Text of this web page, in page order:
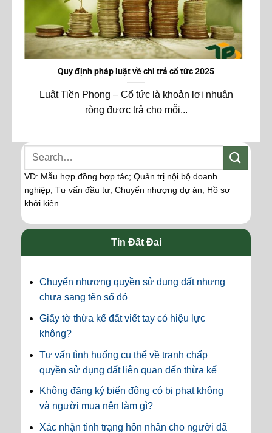
Quy định pháp luật về chi trả cổ tức 2025
Luật Tiền Phong – Cổ tức là khoản lợi nhuận
ròng được trả cho mỗi...
VD: Mẫu hợp đồng hợp tác; Quản trị nội bộ doanh
nghiệp; Tư vấn đầu tư; Chuyển nhượng dự án; Hồ sơ
khởi kiện…
Tin Đất Đai
Chuyển nhượng quyền sử dụng đất nhưng
chưa sang tên sổ đỏ
Giấy tờ thừa kế đất viết tay có hiệu lực
không?
Tư vấn tình huống cụ thể về tranh chấp
quyền sử dụng đất liên quan đến thừa kế
Không đăng ký biến động có bị phạt không
và người mua nên làm gì?
Xác nhận tình trạng hôn nhân cho người đã